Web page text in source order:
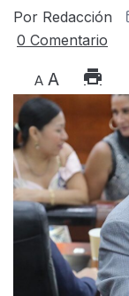
Por Redacción
0 Comentario
A A